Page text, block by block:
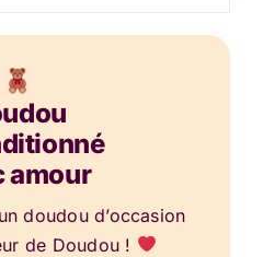
amour
doudou d’occasion
de Doudou !